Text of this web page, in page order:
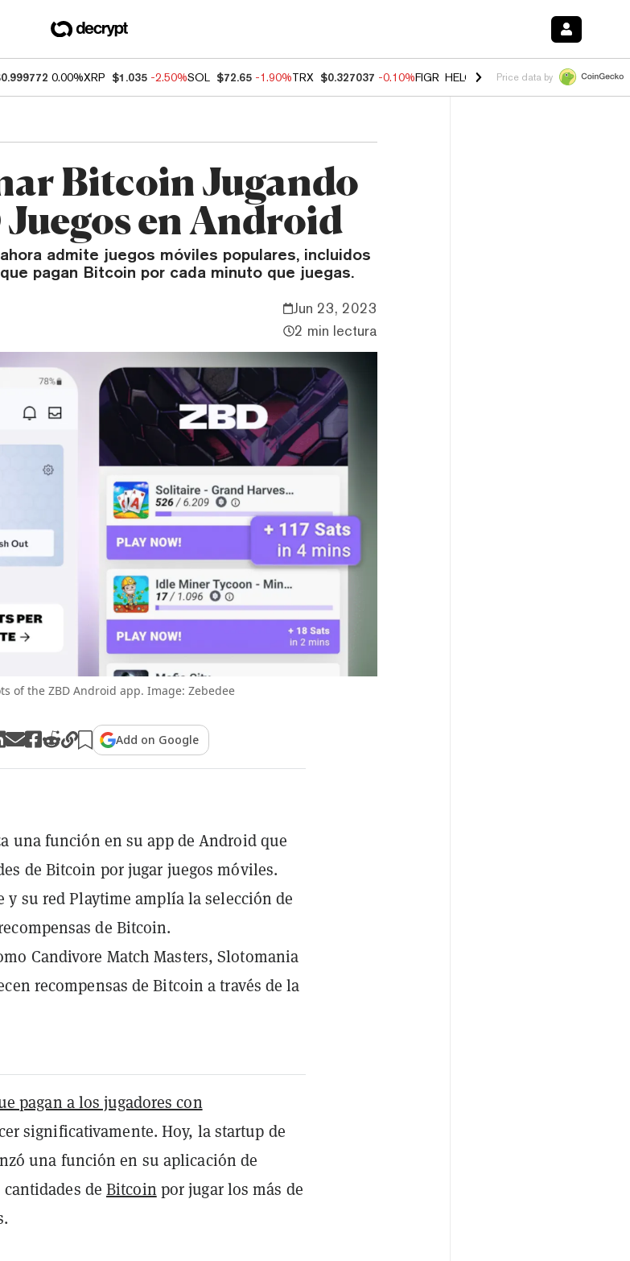
0.00%XRP $1.035 -2.50%SOL $72.65 -1.90%TRX $0.327037 -0.10%FIGR_HELOC $1.018 -3.00%HYPE
Price data by
Bitcoin Jugando
Juegos en Android
admite juegos móviles populares, incluidos
pagan Bitcoin por cada minuto que juegas.
Jun 23, 2023
2 min lectura
of the ZBD Android app. Image: Zebedee
Add on Google
una función en su app de Android que
de Bitcoin por jugar juegos móviles.
y su red Playtime amplía la selección de
de Bitcoin.
Candivore Match Masters, Slotomania
recompensas de Bitcoin a través de la
pagan a los jugadores con
significativamente. Hoy, la startup de
una función en su aplicación de
cantidades deBitcoin por jugar los más de